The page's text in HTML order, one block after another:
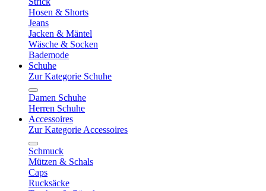
Hosen & Shorts
Jeans
Jacken & Mäntel
Wäsche & Socken
Bademode
Schuhe
Zur Kategorie Schuhe
Damen Schuhe
Herren Schuhe
Accessoires
Zur Kategorie Accessoires
Schmuck
Mützen & Schals
Caps
Rucksäcke